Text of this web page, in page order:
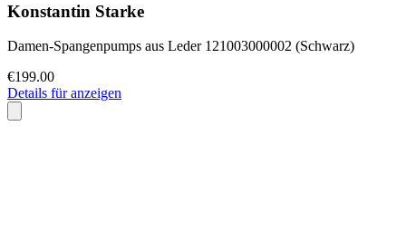
Konstantin Starke
Damen-Spangenpumps aus Leder 121003000002 (Schwarz)
€199.00
Details für anzeigen